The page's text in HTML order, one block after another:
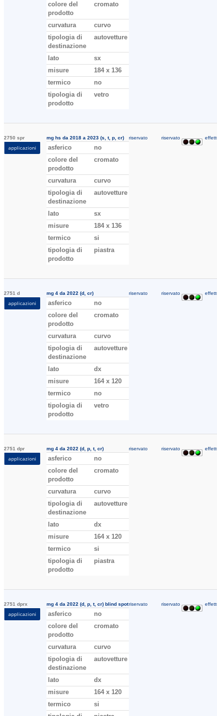
colore del
prodotto
cromato
curvatura
curvo
tipologia di
destinazione
autovetture
lato
sx
misure
184 x 136
termico
no
tipologia di
prodotto
vetro
2750 spr
applicazioni
mg hs da 2018 a 2023 (s, t, p, cr)
asferico
no
colore del
prodotto
cromato
curvatura
curvo
tipologia di
destinazione
autovetture
lato
sx
misure
184 x 136
termico
si
tipologia di
prodotto
piastra
riservato riservato
2751 d
applicazioni
mg 4 da 2022 (d, cr)
asferico
no
colore del
prodotto
cromato
curvatura
curvo
tipologia di
destinazione
autovetture
lato
dx
misure
164 x 120
termico
no
tipologia di
prodotto
vetro
riservato riservato
2751 dpr
applicazioni
mg 4 da 2022 (d, p, t, cr)
asferico
no
colore del
prodotto
cromato
curvatura
curvo
tipologia di
destinazione
autovetture
lato
dx
misure
164 x 120
termico
si
tipologia di
prodotto
piastra
riservato riservato
2751 dprx
applicazioni
mg 4 da 2022 (d, p, t, cr) blind spot
asferico
no
colore del
prodotto
cromato
curvatura
curvo
tipologia di
destinazione
autovetture
lato
dx
misure
164 x 120
termico
si
riservato riservato